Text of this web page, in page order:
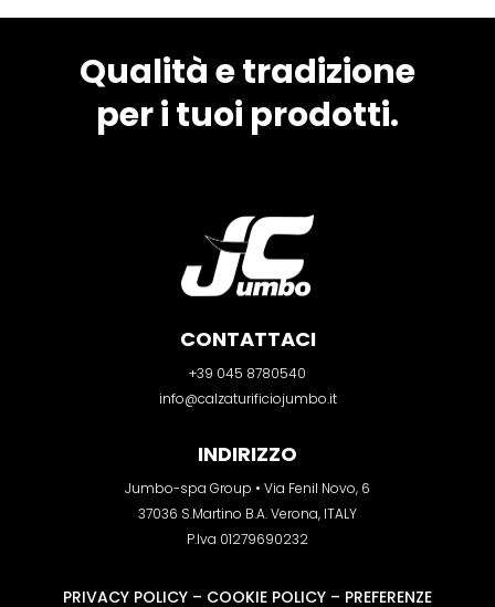
Qualità e tradizione
per i tuoi prodotti.
CONTATTACI
+39 045 8780540
info@calzaturificiojumbo.it
INDIRIZZO
Jumbo-spa Group • Via Fenil Novo, 6
37036 S.Martino B.A. Verona, ITALY
P.Iva 01279690232
PRIVACY POLICY– COOKIE POLICY– PREFERENZE